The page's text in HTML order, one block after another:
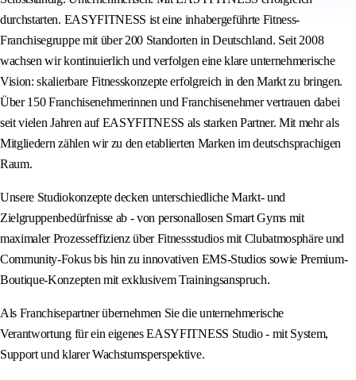
durchstarten. EASYFITNESS ist eine inhabergeführte Fitness-
Franchisegruppe mit über 200 Standorten in Deutschland. Seit 2008
wachsen wir kontinuierlich und verfolgen eine klare unternehmerische
Vision: skalierbare Fitnesskonzepte erfolgreich in den Markt zu bringen.
Über 150 Franchisenehmerinnen und Franchisenehmer vertrauen dabei
seit vielen Jahren auf EASYFITNESS als starken Partner. Mit mehr als
Mitgliedern zählen wir zu den etablierten Marken im deutschsprachigen
Raum.
Unsere Studiokonzepte decken unterschiedliche Markt- und
Zielgruppenbedürfnisse ab - von personallosen Smart Gyms mit
maximaler Prozesseffizienz über Fitnessstudios mit Clubatmosphäre und
Community-Fokus bis hin zu innovativen EMS-Studios sowie Premium-
Boutique-Konzepten mit exklusivem Trainingsanspruch.
Als Franchisepartner übernehmen Sie die unternehmerische
Verantwortung für ein eigenes EASYFITNESS Studio - mit System,
Support und klarer Wachstumsperspektive.